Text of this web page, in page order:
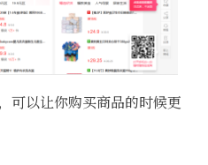
可以让你购买商品的时候更